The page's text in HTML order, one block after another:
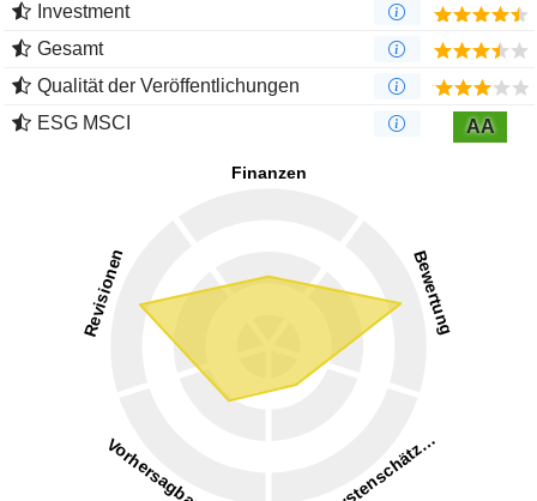
Investment
Gesamt
Qualität der Veröffentlichungen
ESG MSCI
AA